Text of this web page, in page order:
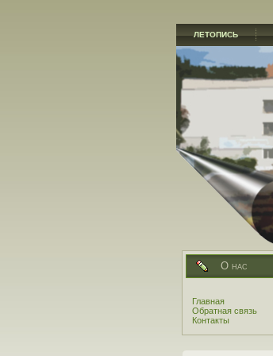
ЛЕТОПИСЬ
О нас
Главная
Обратная связь
Контакты